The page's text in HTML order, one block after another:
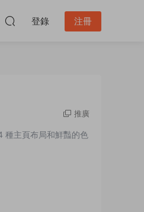
登錄 注冊
推廣
種主頁布局和鮮豔的色